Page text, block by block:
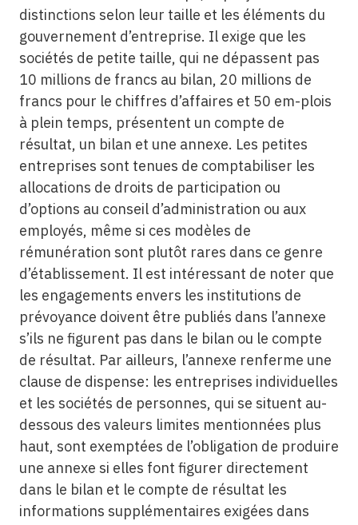
distinctions selon leur taille et les éléments du
gouvernement d’entreprise. Il exige que les
sociétés de petite taille, qui ne dépassent pas
10 millions de francs au bilan, 20 millions de
francs pour le chiffres d’affaires et 50 em-plois
à plein temps, présentent un compte de
résultat, un bilan et une annexe. Les petites
entreprises sont tenues de comptabiliser les
allocations de droits de participation ou
d’options au conseil d’administration ou aux
employés, même si ces modèles de
rémunération sont plutôt rares dans ce genre
d’établissement. Il est intéressant de noter que
les engagements envers les institutions de
prévoyance doivent être publiés dans l’annexe
s’ils ne figurent pas dans le bilan ou le compte
de résultat. Par ailleurs, l’annexe renferme une
clause de dispense: les entreprises individuelles
et les sociétés de personnes, qui se situent au-
dessous des valeurs limites mentionnées plus
haut, sont exemptées de l’obligation de produire
une annexe si elles font figurer directement
dans le bilan et le compte de résultat les
informations supplémentaires exigées dans